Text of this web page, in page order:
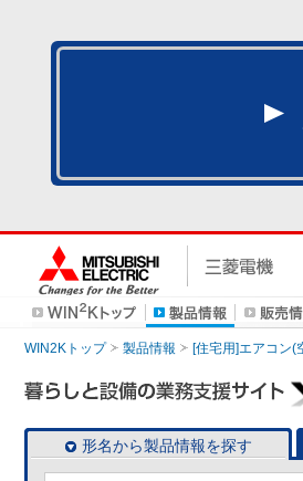
WIN2Kトップ 製品情報 [住宅用]エアコン(
形名から製品情報を探す